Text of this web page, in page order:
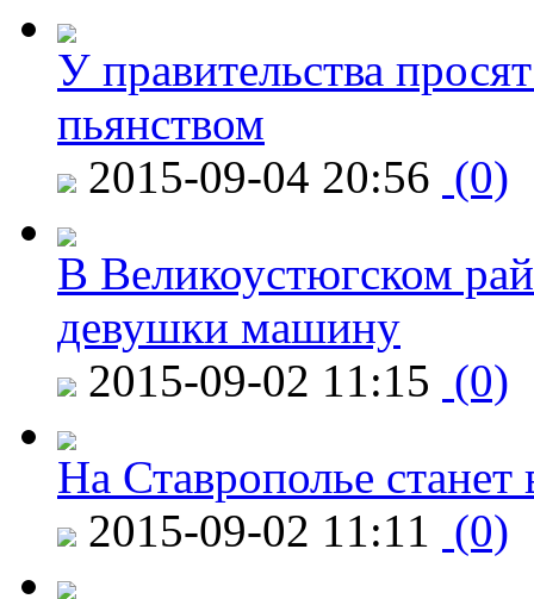
У правительства
пьянством
2015-09-04 20:56 (0)
В Великоустюгском
девушки машину
2015-09-02 11:15 (0)
На Ставрополье
2015-09-02 11:11 (0)